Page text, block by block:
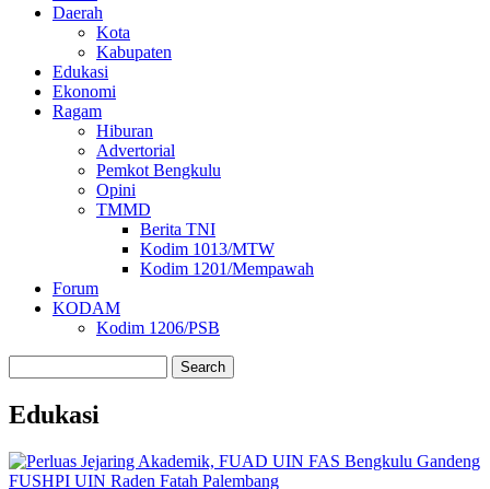
Daerah
Kota
Kabupaten
Edukasi
Ekonomi
Ragam
Hiburan
Advertorial
Pemkot Bengkulu
Opini
TMMD
Berita TNI
Kodim 1013/MTW
Kodim 1201/Mempawah
Forum
KODAM
Kodim 1206/PSB
Edukasi